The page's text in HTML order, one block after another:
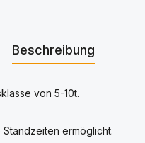
Beschreibung
von 5-10t.
ermöglicht.